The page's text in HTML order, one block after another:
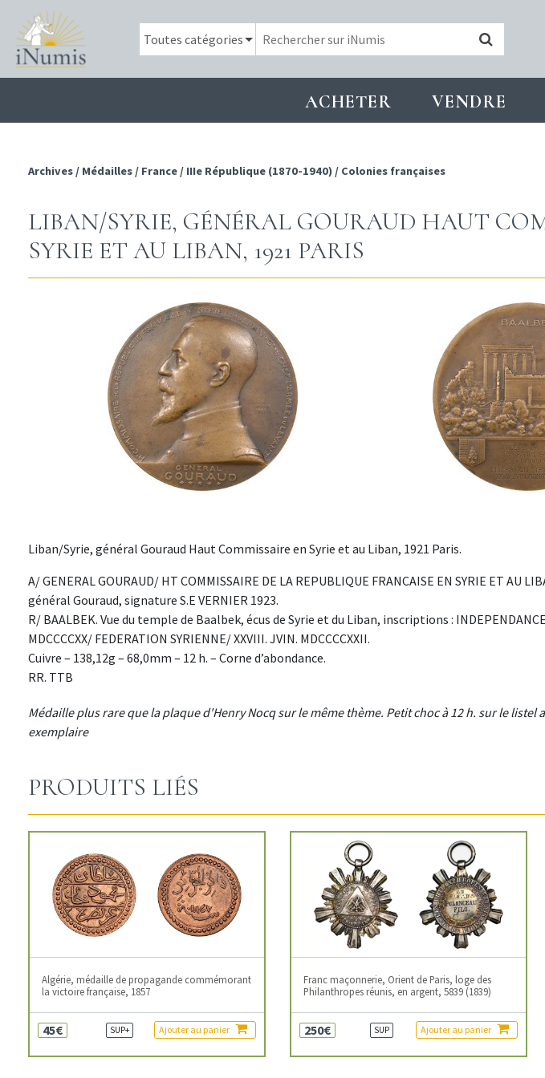
ACHETER VENDRE
Archives / Médailles / France / IIIe République (1870-1940) / Colonies françaises
LIBAN/SYRIE, GÉNÉRAL GOURAUD HAUT
SYRIE ET AU LIBAN, 1921 PARIS
Liban/Syrie, général Gouraud Haut Commissaire en Syrie et au Liban, 1921 Paris.
A/ GENERAL GOURAUD/ HT COMMISSAIRE DE LA REPUBLIQUE FRANCAISE EN SYRIE ET AU
général Gouraud, signature S.E VERNIER 1923.
R/ BAALBEK. Vue du temple de Baalbek, écus de Syrie et du Liban, inscriptions :
MDCCCCXX/ FEDERATION SYRIENNE/ XXVIII. JVIN. MDCCCCXXII.
Cuivre – 138,12g – 68,0mm – 12 h. – Corne d’abondance.
RR. TTB
Médaille plus rare que la plaque d'Henry Nocq sur le même thème. Petit choc à 12 h. sur le listel
exemplaire
PRODUITS LIÉS
Algérie, médaille de propagande commémorant
la victoire française, 1857
45€ SUP+ Ajouter au panier
Franc maçonnerie, Orient de Paris, loge des
Philanthropes réunis, en argent, 5839 (1839)
250€ SUP Ajouter au panier